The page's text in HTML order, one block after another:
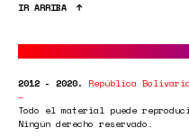
IR ARRIBA
2012 - 2020. República
Todo el material puede
Ningún derecho reservado.